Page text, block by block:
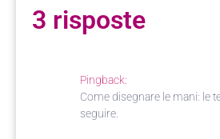
3 risposte
Pingback:
Come disegnare le mani: le
seguire.